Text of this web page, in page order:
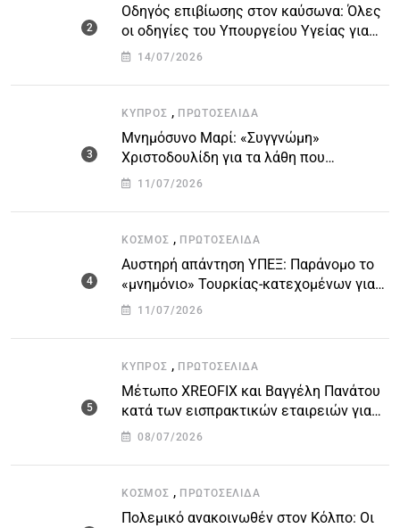
Οδηγός επιβίωσης στον καύσωνα: Όλες
οι οδηγίες του Υπουργείου Υγείας για
τις υψηλές θερμοκρασίες
14/07/2026
ΚΎΠΡΟΣ , ΠΡΩΤΟΣΈΛΙΔΑ
Μνημόσυνο Μαρί: «Συγγνώμη»
Χριστοδουλίδη για τα λάθη που
οδήγησαν στην τραγωδία
11/07/2026
ΚΌΣΜΟΣ , ΠΡΩΤΟΣΈΛΙΔΑ
Αυστηρή απάντηση ΥΠΕΞ: Παράνομο το
«μνημόνιο» Τουρκίας-κατεχομένων για
τον υποθαλάσσιο αγωγό
11/07/2026
ΚΎΠΡΟΣ , ΠΡΩΤΟΣΈΛΙΔΑ
Μέτωπο XREOFIX και Βαγγέλη Πανάτου
κατά των εισπρακτικών εταιρειών για
την προστασία των δανειοληπτών
08/07/2026
ΚΌΣΜΟΣ , ΠΡΩΤΟΣΈΛΙΔΑ
Πολεμικό ανακοινωθέν στον Κόλπο: Οι